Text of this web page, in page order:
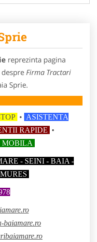
reprezinta pagina
Firma Tractari
Sprie.
• ASISTENTA
RAPIDE •
- SEINI - BAIA -
baiamare.ro